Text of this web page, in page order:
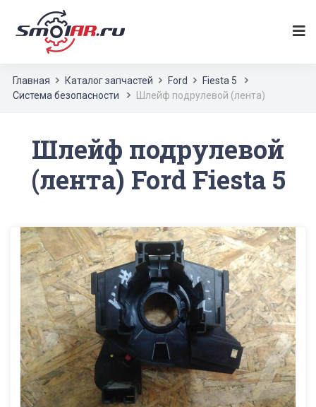
Главная Каталог запчастей Ford
Fiesta 5
Система безопасности
Шлейф подрулевой (лента)
Шлейф подрулевой
(лента) Ford Fiesta 5